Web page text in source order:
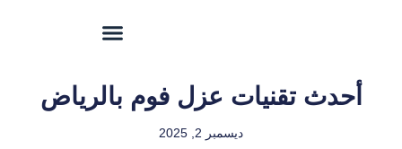
أحدث تقنيات عزل فوم بالرياض
ديسمبر 2, 2025